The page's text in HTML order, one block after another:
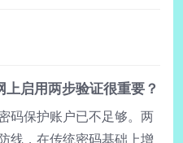
启用两步验证很重要？
码保护账户已不足够。两
线，在传统密码基础上增